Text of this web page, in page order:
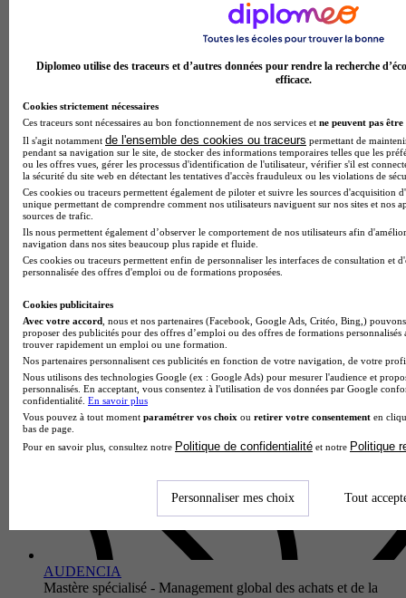
École partenaire
PPA BUSINESS SCHOOL - NANTES
Bachelor 3 - Achats et Supply Chain
Nantes 44000
Le Bachelor Achats et Supply Chain forme des professionnels
à même de participer à l’optimisation de la politique de
gestion des approvisionnements d’une organisation. Au cours
de son Ba…
AUDENCIA
Mastère spécialisé - Management global des achats et de la
Diplomeo utilise des traceurs et d’autres données pour rendre la recherche
efficace.
Cookies strictement nécessaires
Ces traceurs sont nécessaires au bon fonctionnement de nos services et ne peuvent pas être
Il s'agit notamment de l'ensemble des cookies ou traceurs permettant de
pendant sa navigation sur le site, de stocker des informations temporaires telles que les
ou les offres vues, gérer les processus d'identification de l'utilisateur, vérifier s'il est
la sécurité du site web en détectant les tentatives d'accès frauduleux ou les violations de
Ces cookies ou traceurs permettent également de piloter et suivre les sources d'acquisition
unique permettant de comprendre comment nos utilisateurs naviguent sur nos sites et nos
sources de trafic.
Ils nous permettent également d’observer le comportement de nos utilisateurs afin
navigation dans nos sites beaucoup plus rapide et fluide.
Ces cookies ou traceurs permettent enfin de personnaliser les interfaces de consultation et
personnalisée des offres d'emploi ou de formations proposées.
Cookies publicitaires
Avec votre accord , nous et nos partenaires (Facebook, Google Ads, Critéo, Bing,)
proposer des publicités pour des offres d’emploi ou des offres de formations
trouver rapidement un emploi ou une formation.
Nos partenaires personnalisent ces publicités en fonction de votre navigation, de votre
Nous utilisons des technologies Google (ex : Google Ads) pour mesurer l'audience et
personnalisés. En acceptant, vous consentez à l'utilisation de vos données par Google
confidentialité. En savoir plus
Vous pouvez à tout moment paramétrer vos choix ou retirer votre consentement en
bas de page.
Pour en savoir plus, consultez notre Politique de confidentialité et notre Politique
Personnaliser mes choix Tout